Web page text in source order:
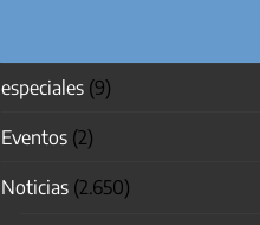
especiales(9)
Eventos(2)
Noticias(2.650)